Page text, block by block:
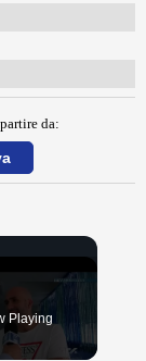
da:
Playing